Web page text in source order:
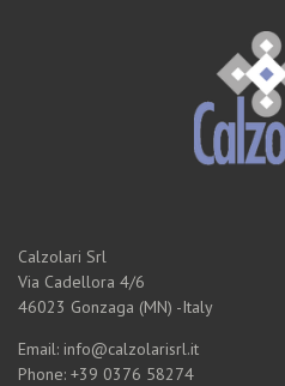
Calzolari Srl
Via Cadellora 4/6
46023 Gonzaga (MN) -Italy
Email: info@calzolarisrl.it
Phone: +39 0376 58274